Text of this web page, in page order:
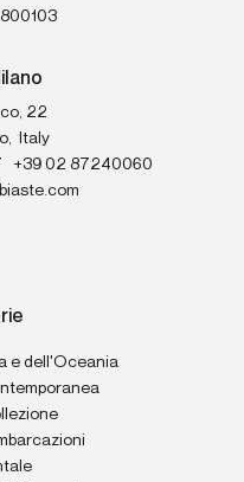
22
Italy
+39 02 87240060
e dell'Oceania